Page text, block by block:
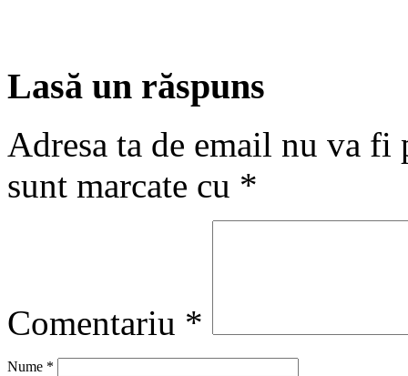
Lasă un răspuns
Adresa ta de email nu va fi
sunt marcate cu *
Comentariu *
Nume *